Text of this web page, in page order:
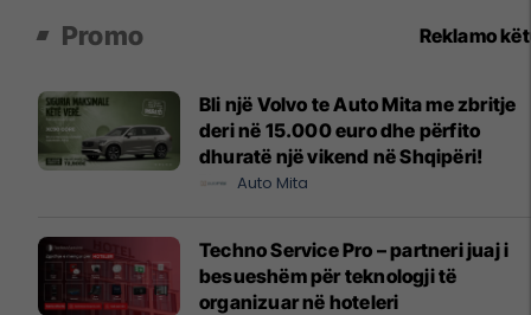
Promo Reklamo
Bli një Volvo te Auto Mita me zbritje
deri në 15.000 euro dhe përfito
dhuratë një vikend në Shqipëri!
Auto Mita
Techno Service Pro – partneri juaj i
besueshëm për teknologji të
organizuar në hoteleri